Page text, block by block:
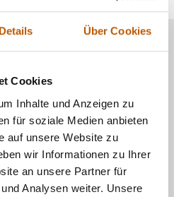
Details Über Cookies
Cookies
Inhalte und Anzeigen zu
für soziale Medien anbieten
auf unsere Website zu
wir Informationen zu Ihrer
an unsere Partner für
Analysen weiter. Unsere